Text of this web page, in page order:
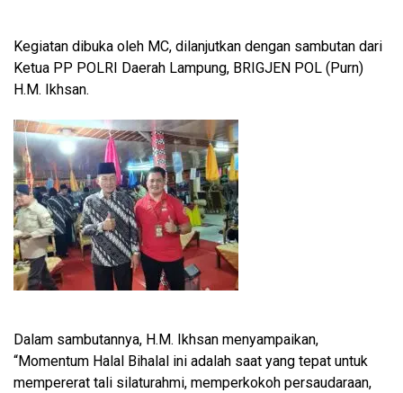
Kegiatan dibuka oleh MC, dilanjutkan dengan sambutan dari
Ketua PP POLRI Daerah Lampung, BRIGJEN POL (Purn)
H.M. Ikhsan.
Dalam sambutannya, H.M. Ikhsan menyampaikan,
“Momentum Halal Bihalal ini adalah saat yang tepat untuk
mempererat tali silaturahmi, memperkokoh persaudaraan,